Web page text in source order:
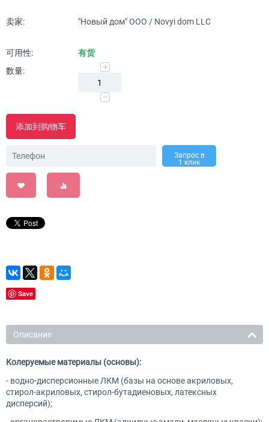
卖家: "Новый дом" ООО / Novyi dom LLC
可用性:
有货
数量:
+
−
添加到购物车
Запрос в
1 клик
Save
Описание
Колеруемые материалы (основы):
- водно-дисперсионные ЛКМ (базы на основе акриловых,
стирол-акриловых, стирол-бутадиеновых, латексных
дисперсий);